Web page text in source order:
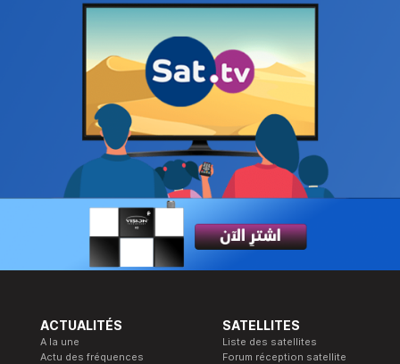
ACTUALITÉS
A la une
Actu des fréquences
SATELLITES
Liste des satellites
Forum réception satellite